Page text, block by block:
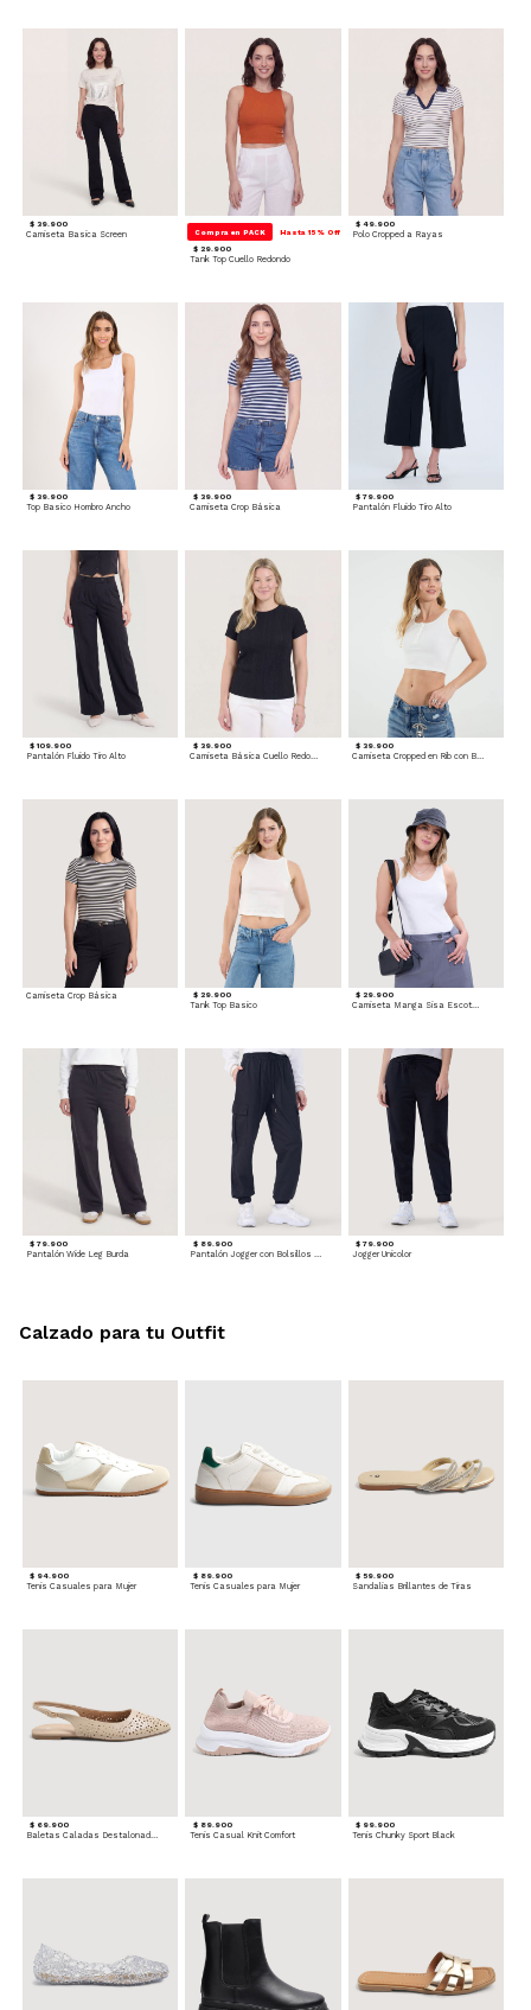
$ 39.900
Camiseta Basica Screen Compra en PACK Hasta 15% Off
$ 29.900
Tank Top Cuello Redondo
$ 49.900
Polo Cropped a Rayas
$ 39.900
Top Basico Hombro Ancho
$ 39.900
Camiseta Crop Básica
$ 79.900
Pantalón Fluido Tiro Alto
$ 109.900
Pantalón Fluido Tiro Alto
$ 39.900
Camiseta Básica Cuello Redondo
$ 39.900
Camiseta Cropped en Rib con Botones
Camiseta Crop Básica $ 29.900
Tank Top Basico
$ 29.900
Camiseta Manga Sisa Escotada
$ 79.900
Pantalón Wide Leg Burda
$ 89.900 $ 79.900
Jogger Unicolor
$ 94.900
Tenis Casuales para Mujer
$ 89.900
Tenis Casuales para Mujer
$ 59.900
Sandalias Brillantes de Tiras
$ 69.900 $ 89.900
Tenis Casual Knit Comfort
$ 99.900
Tenis Chunky Sport Black
Calzado para tu Outfit